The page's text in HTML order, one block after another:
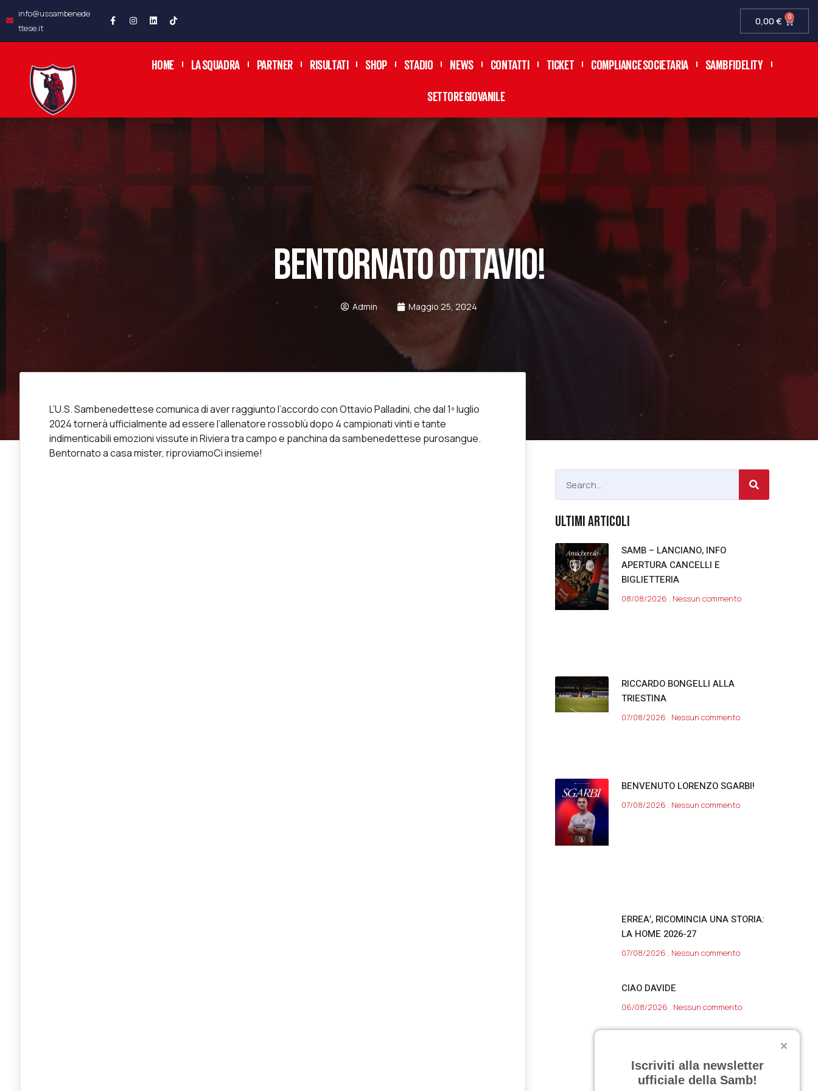
info@ussambenede
ttese.it
0,00€ 0
HOME LA SQUADRA PARTNER RISULTATI SHOP STADIO NEWS CONTATTI TICKET COMPLIANCE SOCIETARIA SAMB FIDELITY
SETTORE GIOVANILE
BENTORNATO OTTAVIO!
Admin Maggio 25, 2024
L’U.S. Sambenedettese comunica di aver raggiunto l’accordo con Ottavio Palladini, che dal 1º luglio
2024 tornerà ufficialmente ad essere l’allenatore rossoblù dopo 4 campionati vinti e tante
indimenticabili emozioni vissute in Riviera tra campo e panchina da sambenedettese purosangue.
Bentornato a casa mister, riproviamoCi insieme!
ULTIMI ARTICOLI
SAMB – LANCIANO, INFO
APERTURA CANCELLI E
BIGLIETTERIA
08/08/2026 Nessun commento
RICCARDO BONGELLI ALLA
TRIESTINA
07/08/2026 Nessun commento
BENVENUTO LORENZO SGARBI!
07/08/2026 Nessun commento
ERREA’, RICOMINCIA UNA STORIA:
LA HOME 2026-27
07/08/2026 Nessun commento
CIAO DAVIDE
06/08/2026 Nessun commento
STORE 7 AGOSTO 2026
06/08/2026 Nessun commento
Iscriviti alla newsletter
ufficiale della Samb!